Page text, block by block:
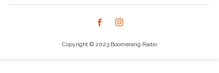
Copyright © 2023 Boomerang Radio